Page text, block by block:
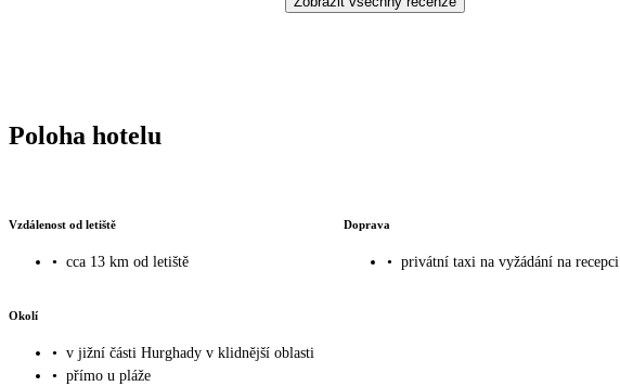
Poloha hotelu
Vzdálenost od letiště
• cca 13 km od letiště
Doprava
• privátní taxi na vyžádání na recepci
Okolí
• v jižní části Hurghady v klidnější oblasti
• přímo u pláže